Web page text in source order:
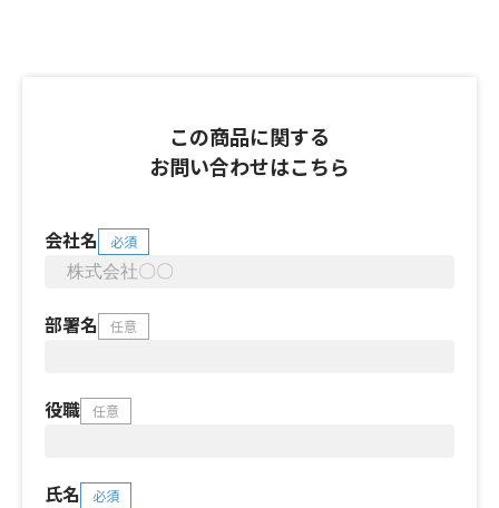
この商品に関する
お問い合わせはこちら
会社名 必須
部署名 任意
役職 任意
氏名 必須